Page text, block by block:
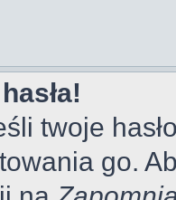
twoje
go.